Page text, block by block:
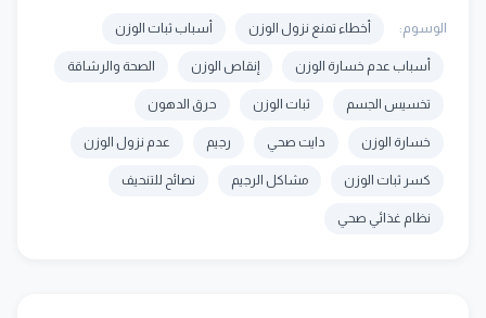
الوسوم: أخطاء تمنع نزول الوزن أسباب ثبات الوزن
أسباب عدم خسارة الوزن إنقاص الوزن الصحة والرشاقة
تخسيس الجسم ثبات الوزن حرق الدهون
خسارة الوزن دايت صحي رجيم عدم نزول الوزن
كسر ثبات الوزن مشاكل الرجيم نصائح للتنحيف
نظام غذائي صحي